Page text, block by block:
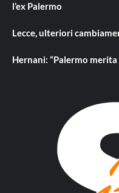
l’ex Palermo
Lecce, ulteriori
Hernani: “Palermo merita